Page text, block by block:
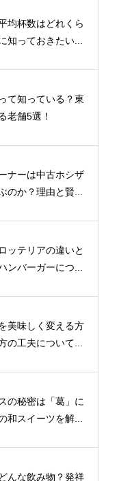
均杯数はどれくら
知っておきたい...
て知っている？東
老舗5選！
ナーは中古ホシザ
のか？理由と賢...
ッテリアの違いと
ンバーガーにつ...
美味しく変える方
の工夫について...
の秘密は「葛」に
和スイーツを解...
んな飲み物？発祥